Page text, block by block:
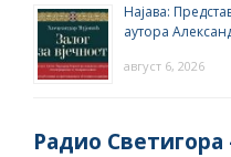
Најава:
аутора
август 6, 2026
Радио